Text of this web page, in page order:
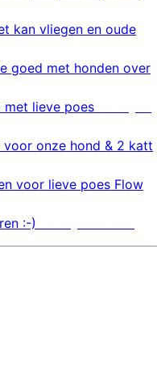
kan vliegen en oude
goed met honden over
met lieve poes
onze hond & 2 katt
voor lieve poes Flow
:-)